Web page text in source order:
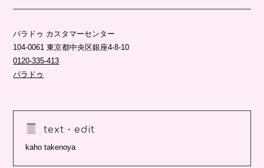
パラドゥ カスタマーセンター
104-0061 東京都中央区銀座4-8-10
0120‐335‐413
パラドゥ
text・edit
kaho takenoya